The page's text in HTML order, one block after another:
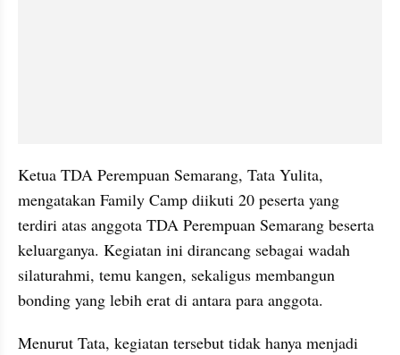
Ketua TDA Perempuan Semarang, Tata Yulita,
mengatakan Family Camp diikuti 20 peserta yang
terdiri atas anggota TDA Perempuan Semarang beserta
keluarganya. Kegiatan ini dirancang sebagai wadah
silaturahmi, temu kangen, sekaligus membangun
bonding yang lebih erat di antara para anggota.
Menurut Tata, kegiatan tersebut tidak hanya menjadi